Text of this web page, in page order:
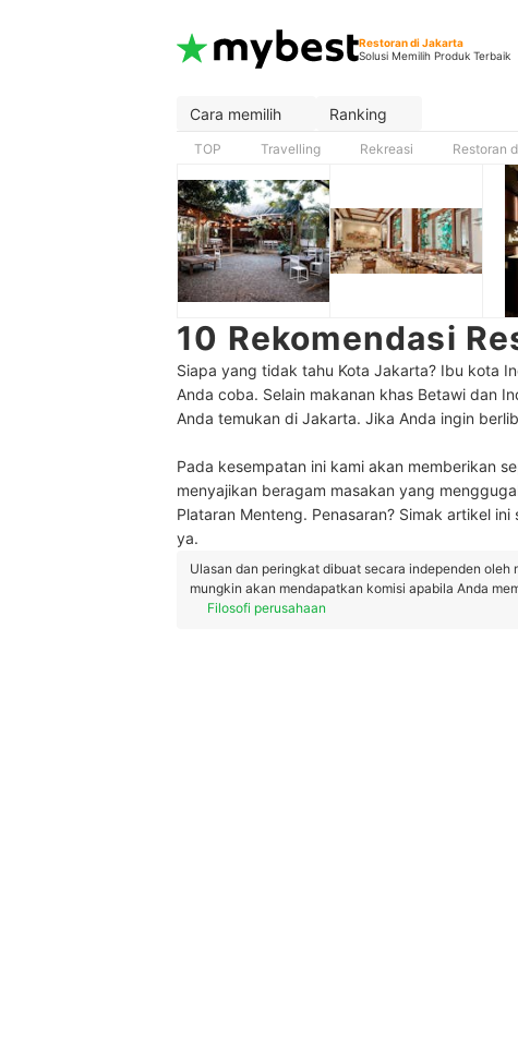
Restoran di Jakarta
Solusi Memilih Produk Terbaik
Cara memilih Ranking
TOP Travelling Rekreasi Restoran
10 Rekomendasi
Siapa yang tidak tahu Kota Jakarta? Ibu kota
Anda coba. Selain makanan khas Betawi dan
Anda temukan di Jakarta. Jika Anda ingin
Pada kesempatan ini kami akan memberikan
menyajikan beragam masakan yang
Plataran Menteng. Penasaran? Simak artikel
ya.
Ulasan dan peringkat dibuat secara independen
mungkin akan mendapatkan komisi apabila Anda
Filosofi perusahaan